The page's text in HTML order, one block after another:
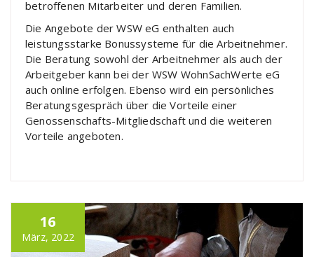
betroffenen Mitarbeiter und deren Familien.
Die Angebote der WSW eG enthalten auch
leistungsstarke Bonussysteme für die Arbeitnehmer.
Die Beratung sowohl der Arbeitnehmer als auch der
Arbeitgeber kann bei der WSW WohnSachWerte eG
auch online erfolgen. Ebenso wird ein persönliches
Beratungsgespräch über die Vorteile einer
Genossenschafts-Mitgliedschaft und die weiteren
Vorteile angeboten.
16
März, 2022